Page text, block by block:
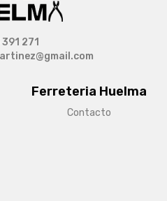
Ferreteria Huelma
Contacto
271